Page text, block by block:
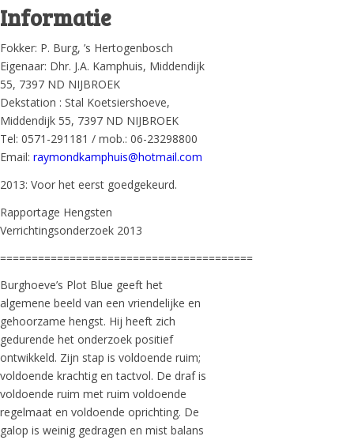
Informatie
Fokker: P. Burg, ’s Hertogenbosch
Eigenaar: Dhr. J.A. Kamphuis, Middendijk
55, 7397 ND NIJBROEK
Dekstation : Stal Koetsiershoeve,
Middendijk 55, 7397 ND NIJBROEK
Tel: 0571-291181 / mob.: 06-23298800
Email: raymondkamphuis@hotmail.com
2013: Voor het eerst goedgekeurd.
Rapportage Hengsten
Verrichtingsonderzoek 2013
========================================
Burghoeve’s Plot Blue geeft het
algemene beeld van een vriendelijke en
gehoorzame hengst. Hij heeft zich
gedurende het onderzoek positief
ontwikkeld. Zijn stap is voldoende ruim;
voldoende krachtig en tactvol. De draf is
voldoende ruim met ruim voldoende
regelmaat en voldoende oprichting. De
galop is weinig gedragen en mist balans